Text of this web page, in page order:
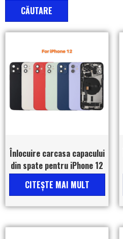
CĂUTARE
Înlocuire carcasa capacului
din spate pentru iPhone 12
CITEŞTE MAI MULT